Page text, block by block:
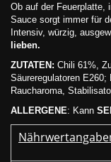
Ob auf der Feuerplatte,
Sauce sorgt immer für
Intensiv, würzig,
lieben.
ZUTATEN: Chili 61%,
Säureregulatoren E260;
Raucharoma,
ALLERGENE: Kann